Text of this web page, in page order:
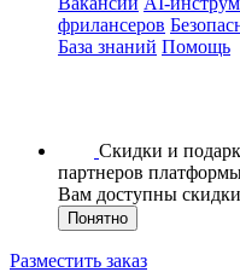
фрилансеров
База знаний Помощь
Скидки и
партнеров
Вам доступны
Понятно
Разместить заказ